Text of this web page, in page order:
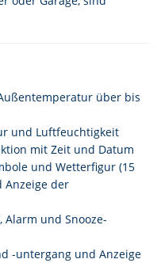
über bis
und Luftfeuchtigkeit
mit Zeit und Datum
und Wetterfigur (15
Anzeige der
Alarm und Snooze-
-untergang und Anzeige